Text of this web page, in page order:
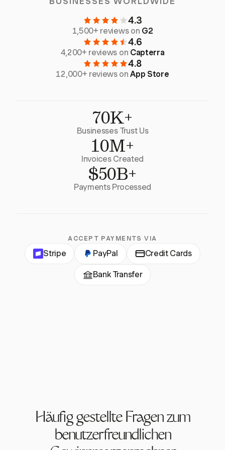
4.3
1,500+ reviews on G2
4.6
4,200+ reviews on Capterra
4.8
12,000+ reviews onApp Store
70K+
Businesses Trust Us
10M+
Invoices Created
$50B+
Payments Processed
ACCEPT PAYMENTS VIA
Stripe PayPal Credit Cards
Bank Transfer
Häufig gestellte Fragen zum
benutzerfreundlichen